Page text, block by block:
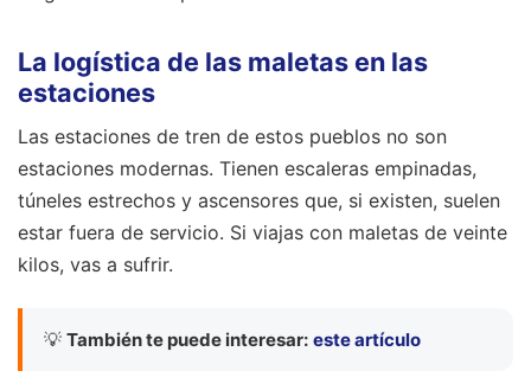
La logística de las maletas en las
estaciones
Las estaciones de tren de estos pueblos no son
estaciones modernas. Tienen escaleras empinadas,
túneles estrechos y ascensores que, si existen, suelen
estar fuera de servicio. Si viajas con maletas de veinte
kilos, vas a sufrir.
💡 También te puede interesar: este artículo